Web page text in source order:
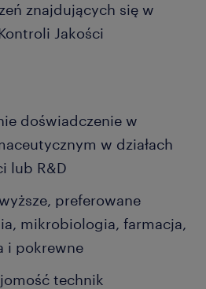
znajdujących się w
Jakości
doświadczenie w
w działach
lub R&D
preferowane
mikrobiologia, farmacja,
i pokrewne
technik